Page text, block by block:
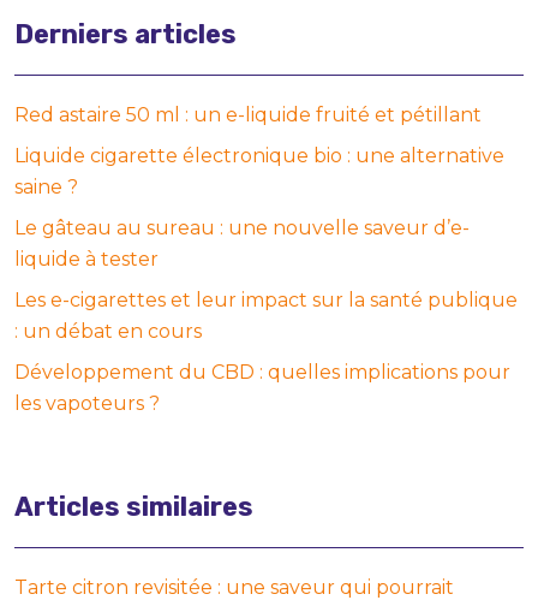
Derniers articles
Red astaire 50 ml : un e-liquide fruité et pétillant
Liquide cigarette électronique bio : une alternative
saine ?
Le gâteau au sureau : une nouvelle saveur d’e-
liquide à tester
Les e-cigarettes et leur impact sur la santé publique
: un débat en cours
Développement du CBD : quelles implications pour
les vapoteurs ?
Articles similaires
Tarte citron revisitée : une saveur qui pourrait